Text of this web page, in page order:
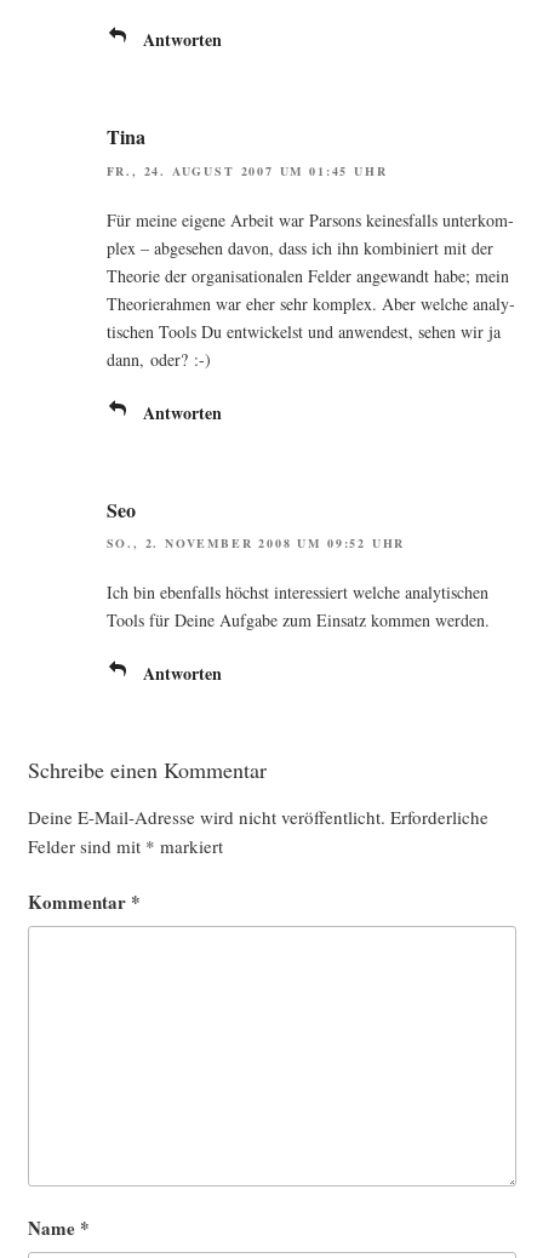
Antworten
Tina
FR., 24. AUGUST 2007 UM 01:45 UHR
Für mei­ne eige­ne Arbeit war Par­sons kei­nes­falls unter­kom­
plex – abge­se­hen davon, dass ich ihn kom­bi­niert mit der
Theo­rie der orga­ni­sa­tio­na­len Fel­der ange­wandt habe; mein
Theo­rie­rah­men war eher sehr kom­plex. Aber wel­che ana­ly­
ti­schen Tools Du ent­wi­ckelst und anwen­dest, sehen wir ja
dann, oder? :-)
Antworten
Seo
SO., 2. NOVEMBER 2008 UM 09:52 UHR
Ich bin eben­falls höchst inter­es­siert wel­che ana­ly­ti­schen
Tools für Dei­ne Auf­ga­be zum Ein­satz kom­men werden.
Antworten
Schreibe einen Kommentar
Deine E-Mail-Adresse wird nicht veröffentlicht. Erforderliche
Felder sind mit * markiert
Kommentar *
Name *